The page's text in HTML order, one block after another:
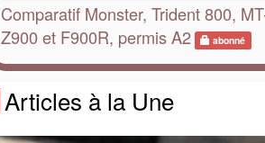
Comparatif Monster, Trident 800,
Z900 et F900R, permis A2
abonné
Articles à la Une